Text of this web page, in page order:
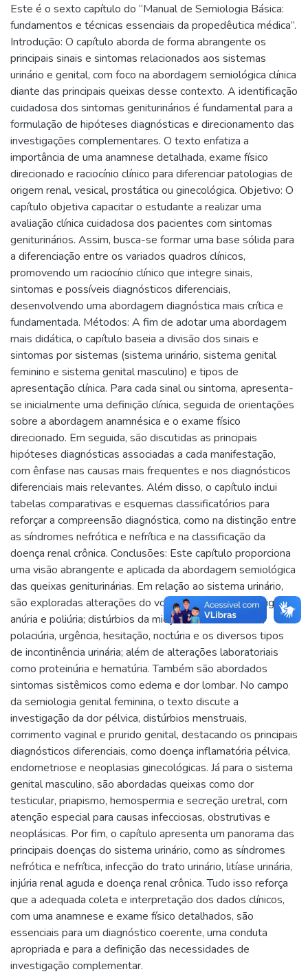
Este é o sexto capítulo do “Manual de Semiologia Básica:
fundamentos e técnicas essenciais da propedêutica médica”.
Introdução: O capítulo aborda de forma abrangente os
principais sinais e sintomas relacionados aos sistemas
urinário e genital, com foco na abordagem semiológica clínica
diante das principais queixas desse contexto. A identificação
cuidadosa dos sintomas geniturinários é fundamental para a
formulação de hipóteses diagnósticas e direcionamento das
investigações complementares. O texto enfatiza a
importância de uma anamnese detalhada, exame físico
direcionado e raciocínio clínico para diferenciar patologias de
origem renal, vesical, prostática ou ginecológica. Objetivo: O
capítulo objetiva capacitar o estudante a realizar uma
avaliação clínica cuidadosa dos pacientes com sintomas
geniturinários. Assim, busca-se formar uma base sólida para
a diferenciação entre os variados quadros clínicos,
promovendo um raciocínio clínico que integre sinais,
sintomas e possíveis diagnósticos diferenciais,
desenvolvendo uma abordagem diagnóstica mais crítica e
fundamentada. Métodos: A fim de adotar uma abordagem
mais didática, o capítulo baseia a divisão dos sinais e
sintomas por sistemas (sistema urinário, sistema genital
feminino e sistema genital masculino) e tipos de
apresentação clínica. Para cada sinal ou sintoma, apresenta-
se inicialmente uma definição clínica, seguida de orientações
sobre a abordagem anamnésica e o exame físico
direcionado. Em seguida, são discutidas as principais
hipóteses diagnósticas associadas a cada manifestação,
com ênfase nas causas mais frequentes e nos diagnósticos
diferenciais mais relevantes. Além disso, o capítulo inclui
tabelas comparativas e esquemas classificatórios para
reforçar a compreensão diagnóstica, como na distinção entre
as síndromes nefrótica e nefrítica e na classificação da
doença renal crônica. Conclusões: Este capítulo proporciona
uma visão abrangente e aplicada da abordagem semiológica
das queixas geniturinárias. Em relação ao sistema urinário,
são exploradas alterações do volume urinário como oligúria,
anúria e poliúria; distúrbios da micção, incluindo disúria,
polaciúria, urgência, hesitação, noctúria e os diversos tipos
de incontinência urinária; além de alterações laboratoriais
como proteinúria e hematúria. Também são abordados
sintomas sistêmicos como edema e dor lombar. No campo
da semiologia genital feminina, o texto discute a
investigação da dor pélvica, distúrbios menstruais,
corrimento vaginal e prurido genital, destacando os principais
diagnósticos diferenciais, como doença inflamatória pélvica,
endometriose e neoplasias ginecológicas. Já para o sistema
genital masculino, são abordadas queixas como dor
testicular, priapismo, hemospermia e secreção uretral, com
atenção especial para causas infecciosas, obstrutivas e
neoplásicas. Por fim, o capítulo apresenta um panorama das
principais doenças do sistema urinário, como as síndromes
nefrótica e nefrítica, infecção do trato urinário, litíase urinária,
injúria renal aguda e doença renal crônica. Tudo isso reforça
que a adequada coleta e interpretação dos dados clínicos,
com uma anamnese e exame físico detalhados, são
essenciais para um diagnóstico coerente, uma conduta
apropriada e para a definição das necessidades de
investigação complementar.